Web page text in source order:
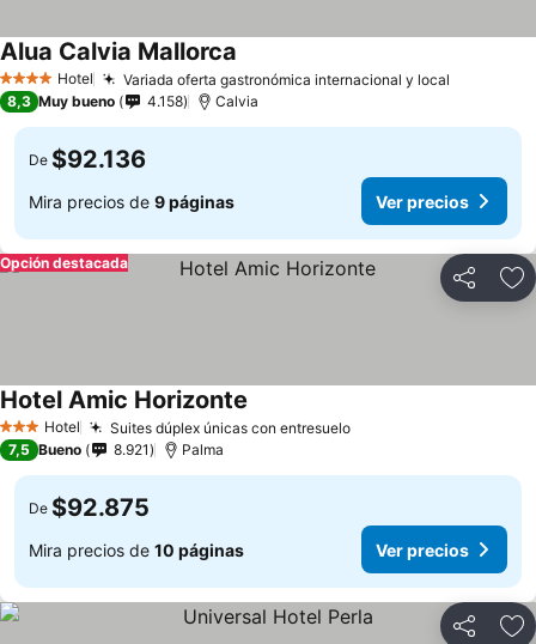
4 EstrellasHotel Variada oferta gastronómica internacional y local
Alua Calvia Mallorca
8,3 Muy bueno 4.158 Calvia
De $92.136
Mira precios de 9 páginas Ver precios
Compartir
Opción destacada
3 Estrellas
Hotel Suites dúplex únicas con entresueloVer precios
Hotel Amic Horizonte
7,5 Bueno 8.921 Palma
De $92.875
Mira precios de 10 páginas Ver precios
Compartir